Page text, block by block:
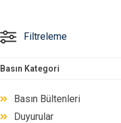
Filtreleme
Basın Kategori
Basın Bültenleri
Duyurular